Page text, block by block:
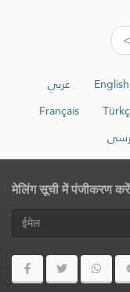
عربي English
Français
मेलिंग सूची में पंजीकरण करें